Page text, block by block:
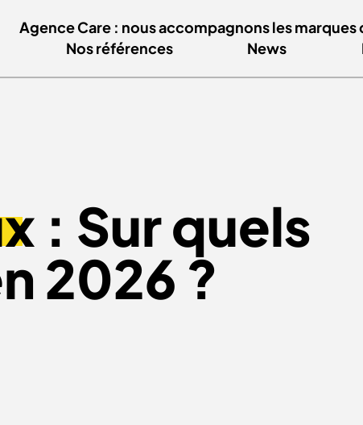
Agence Care : nous accompagnons les
Nos références News
: Sur quels
2026 ?